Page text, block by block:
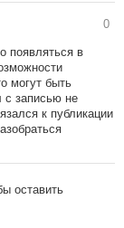
0
появляться в
могут быть
с записью не
к публикации
оставить